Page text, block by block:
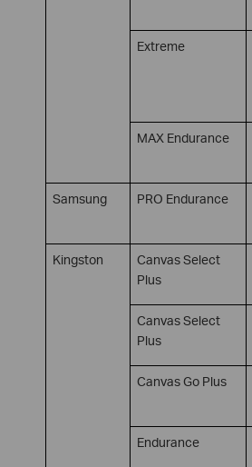
Extreme
MAX Endurance
Samsung PRO Endurance
Kingston
Canvas Select
Plus
Canvas Select
Plus
Canvas Go Plus
Endurance